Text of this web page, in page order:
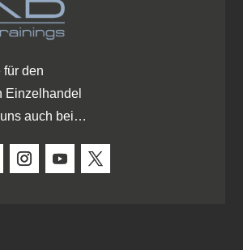
für den
Einzelhandel
auch bei…